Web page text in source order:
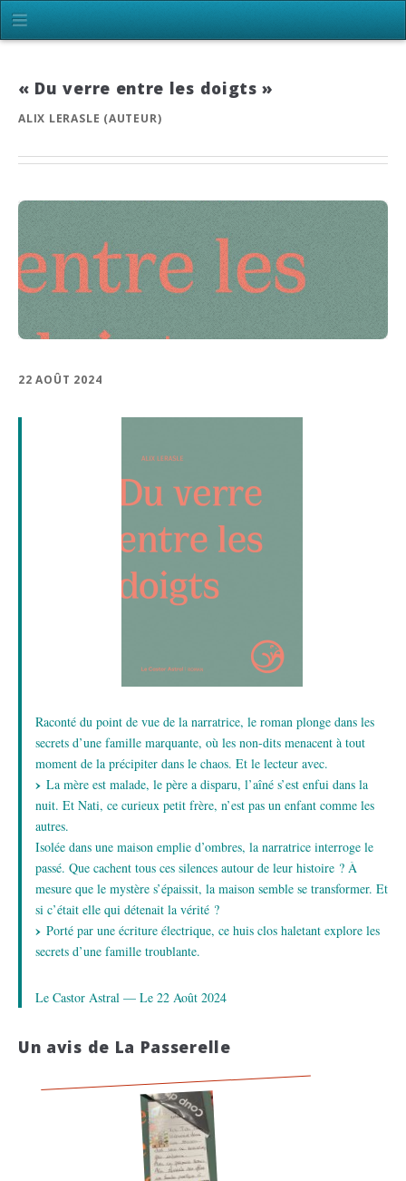
« Du verre entre les doigts »
ALIX LERASLE (AUTEUR)
22 AOÛT 2024
Raconté du point de vue de la narratrice, le roman plonge dans les
secrets d’une famille marquante, où les non-dits menacent à tout
moment de la précipiter dans le chaos. Et le lecteur avec.
La mère est malade, le père a disparu, l’aîné s’est enfui dans la
nuit. Et Nati, ce curieux petit frère, n’est pas un enfant comme les
autres.
Isolée dans une maison emplie d’ombres, la narratrice interroge le
passé. Que cachent tous ces silences autour de leur histoire ? À
mesure que le mystère s’épaissit, la maison semble se transformer. Et
si c’était elle qui détenait la vérité ?
Porté par une écriture électrique, ce huis clos haletant explore les
secrets d’une famille troublante.
Le Castor Astral — Le 22 Août 2024
Un avis de La Passerelle